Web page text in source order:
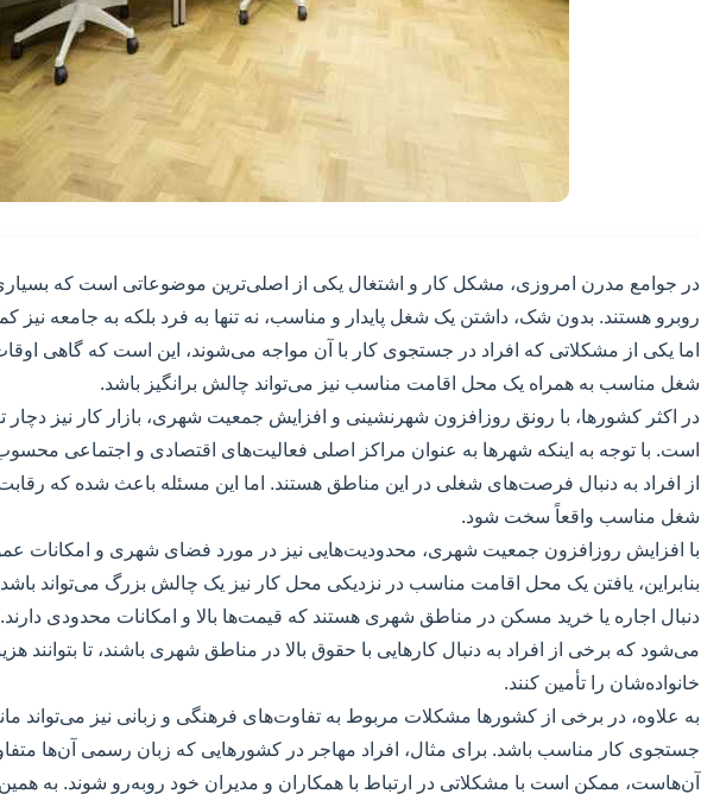
در جوامع مدرن امروزی، مشکل کار و اشتغال یکی از اصلی‌ترین موضوعاتی است که بسیاری
روبرو هستند. بدون شک، داشتن یک شغل پایدار و مناسب، نه تنها به فرد بلکه به جامعه نیز
اما یکی از مشکلاتی که افراد در جستجوی کار با آن مواجه می‌شوند، این است که گاهی
شغل مناسب به همراه یک محل اقامت مناسب نیز می‌تواند چالش برانگیز باشد.
در اکثر کشورها، با رونق روزافزون شهرنشینی و افزایش جمعیت شهری، بازار کار نیز
است. با توجه به اینکه شهرها به عنوان مراکز اصلی فعالیت‌های اقتصادی و اجتماعی
از افراد به دنبال فرصت‌های شغلی در این مناطق هستند. اما این مسئله باعث شده که
شغل مناسب واقعاً سخت شود.
با افزایش روزافزون جمعیت شهری، محدودیت‌هایی نیز در مورد فضای شهری و امکانات
بنابراین، یافتن یک محل اقامت مناسب در نزدیکی محل کار نیز یک چالش بزرگ می‌تواند باشد.
دنبال اجاره یا خرید مسکن در مناطق شهری هستند که قیمت‌ها بالا و امکانات محدودی
می‌شود که برخی از افراد به دنبال کارهایی با حقوق بالا در مناطق شهری باشند، تا بتوانند
خانواده‌شان را تأمین کنند.
به علاوه، در برخی از کشورها مشکلات مربوط به تفاوت‌های فرهنگی و زبانی نیز می‌تواند
جستجوی کار مناسب باشد. برای مثال، افراد مهاجر در کشورهایی که زبان رسمی آن‌ها
آن‌هاست، ممکن است با مشکلاتی در ارتباط با همکاران و مدیران خود روبه‌رو شوند. به همین